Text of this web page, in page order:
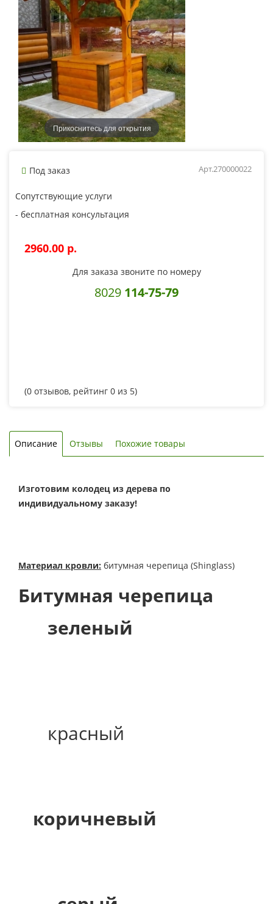
Прикоснитесь для открытия
Под заказ Арт.270000022
Сопутствующие услуги
- бесплатная консультация
2960.00 p.
Для заказа звоните по номеру
8029 114-75-79
(0 отзывов, рейтинг 0 из 5)
Описание Отзывы Похожие товары
Изготовим колодец из дерева по
индивидуальному заказу!
Материал кровли: битумная черепица (Shinglass)
Битумная черепица
зеленый
красный
коричневый